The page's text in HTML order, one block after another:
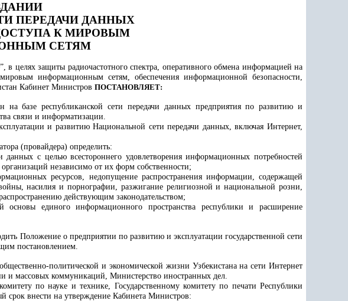
ПЕРЕДАЧИ ДАННЫХ
К МИРОВЫМ
СЕТЯМ
в целях защиты радиочастотного спектра, оперативного обмена информацией на
информационным сетям, обеспечения информационной безопасности,
Кабинет Министров ПОСТАНОВЛЯЕТ:
на базе республиканской сети передачи данных предприятия по развитию и
связи и информатизации.
и развитию Национальной сети передачи данных, включая Интернет,
(провайдера) определить:
с целью всестороннего удовлетворения информационных потребностей
независимо от их форм собственности;
ресурсов, недопущение распространения информации, содержащей
насилия и порнографии, разжигание религиозной и национальной розни,
действующим законодательством;
основы единого информационного пространства республики и расширение
Положение о предприятии по развитию и эксплуатации государственной сети
постановлением.
политической и экономической жизни Узбекистана на сети Интернет
и массовых коммуникаций, Министерство иностранных дел.
по науке и технике, Государственному комитету по печати Республики
срок внести на утверждение Кабинета Министров: